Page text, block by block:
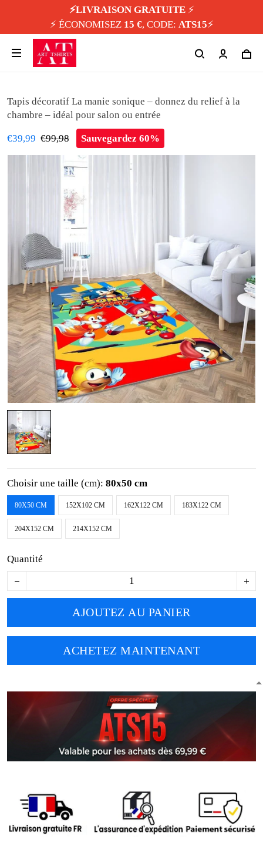
⚡️LIVRAISON GRATUITE⚡️
⚡️ ÉCONOMISEZ 15 €, CODE: ATS15⚡️
Tapis décoratif La manie sonique – donnez du relief à la
chambre – idéal pour salon ou entrée
€39,99 €99,98 Sauvegardez 60%
Choisir une taille (cm): 80x50 cm
80X50 CM 152X102 CM 162X122 CM 183X122 CM
204X152 CM 214X152 CM
Quantité
AJOUTEZ AU PANIER
ACHETEZ MAINTENANT